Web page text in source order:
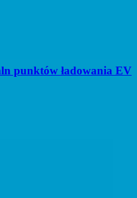
punktów ładowania EV